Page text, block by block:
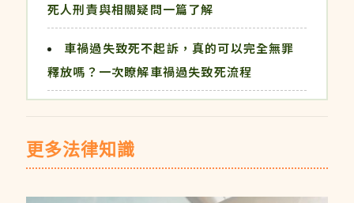
死人刑責與相關疑問一篇了解
車禍過失致死不起訴，真的可以完全無罪
釋放嗎？一次瞭解車禍過失致死流程
更多法律知識